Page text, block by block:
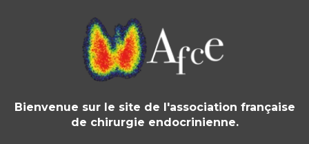
Bienvenue sur le site de l'association française
de chirurgie endocrinienne.